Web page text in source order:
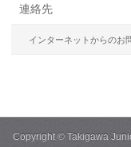
連絡先
インターネットからのお
Copyright © Takigawa